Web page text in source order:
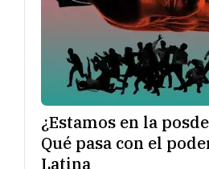
¿Estamos en la
Qué pasa con el
Latina